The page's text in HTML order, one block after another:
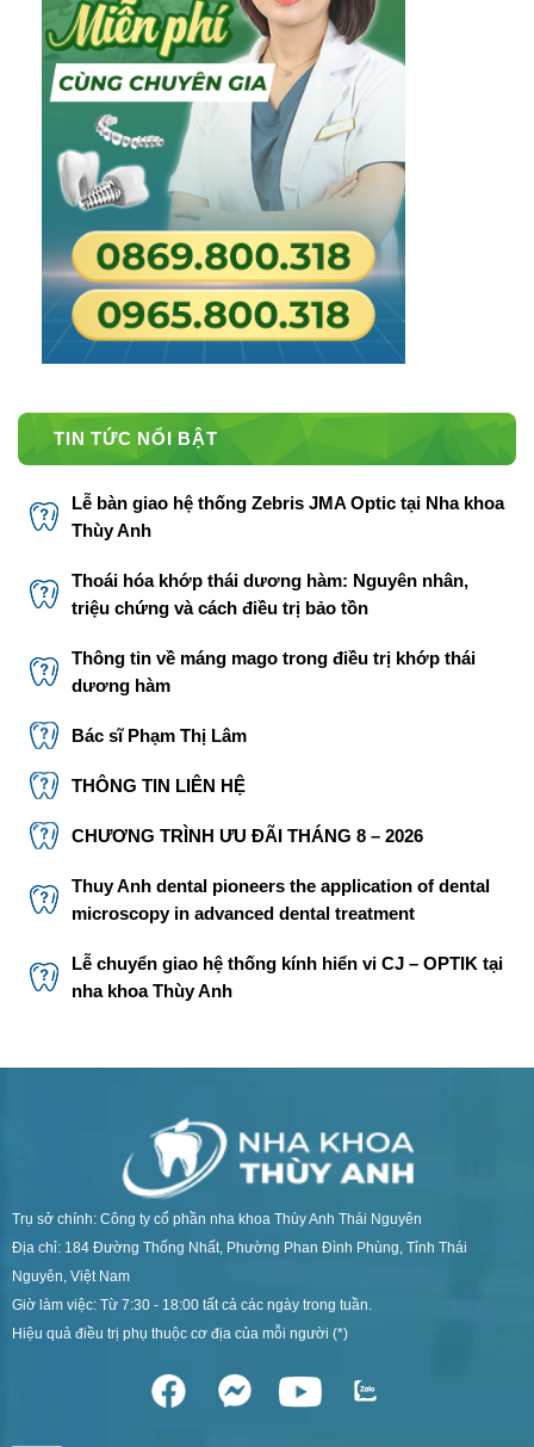
TIN TỨC NỔI BẬT
Lễ bàn giao hệ thống Zebris JMA Optic tại Nha khoa
Thùy Anh
Thoái hóa khớp thái dương hàm: Nguyên nhân,
triệu chứng và cách điều trị bảo tồn
Thông tin về máng mago trong điều trị khớp thái
dương hàm
Bác sĩ Phạm Thị Lâm
THÔNG TIN LIÊN HỆ
CHƯƠNG TRÌNH ƯU ĐÃI THÁNG 8 – 2026
Thuy Anh dental pioneers the application of dental
microscopy in advanced dental treatment
Lễ chuyển giao hệ thống kính hiển vi CJ – OPTIK tại
nha khoa Thùy Anh
Trụ sở chính: Công ty cổ phần nha khoa Thùy Anh Thái Nguyên
Địa chỉ: 184 Đường Thống Nhất, Phường Phan Đình Phùng, Tỉnh Thái
Nguyên, Việt Nam
Giờ làm việc: Từ 7:30 - 18:00 tất cả các ngày trong tuần.
Hiệu quả điều trị phụ thuộc cơ địa của mỗi người (*)